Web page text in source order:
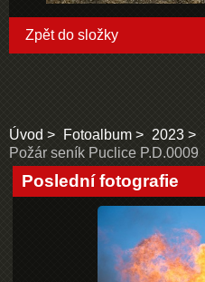
Zpět do složky
Úvod Fotoalbum 2023
Požár seník Puclice P.D.0009
Poslední fotografie